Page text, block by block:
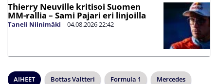
Thierry Neuville kritisoi Suomen
MM-rallia – Sami Pajari eri linjoilla
Taneli Niinimäki | 04.08.202622:42
AIHEET Bottas Valtteri Formula 1 Mercedes